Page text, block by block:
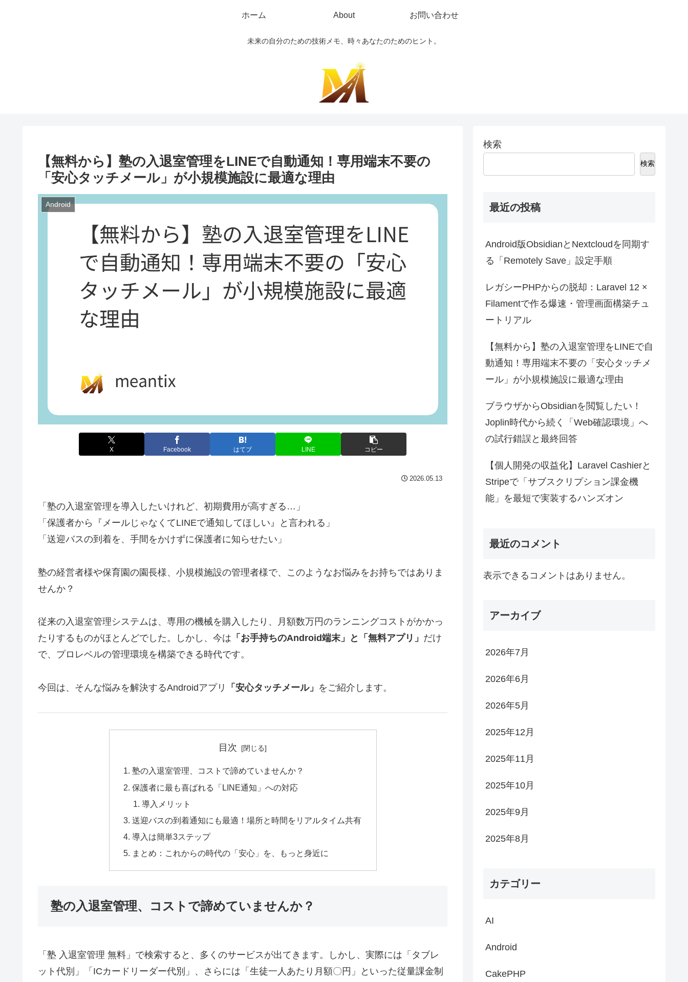
未来の自分のための技術メモ、時々あなたのためのヒント。
ホーム About お問い合わせ
【無料から】塾の入退室管理をLINEで自動通知！専用端末不要の
「安心タッチメール」が小規模施設に最適な理由
Android
X Facebook はてブ LINE コピー
2026.05.13
「塾の入退室管理を導入したいけれど、初期費用が高すぎる…」
「保護者から『メールじゃなくてLINEで通知してほしい』と言われる」
「送迎バスの到着を、手間をかけずに保護者に知らせたい」
塾の経営者様や保育園の園長様、小規模施設の管理者様で、このようなお悩みをお持ちではありま
せんか？
従来の入退室管理システムは、専用の機械を購入したり、月額数万円のランニングコストがかかっ
たりするものがほとんどでした。しかし、今は 「お手持ちのAndroid端末」と「無料アプリ」 だけ
で、プロレベルの管理環境を構築できる時代です。
今回は、そんな悩みを解決するAndroidアプリ 「安心タッチメール」 をご紹介します。
目次
塾の入退室管理、コストで諦めていませんか？
保護者に最も喜ばれる「LINE通知」への対応
導入メリット
送迎バスの到着通知にも最適！場所と時間をリアルタイム共有
導入は簡単3ステップ
まとめ：これからの時代の「安心」を、もっと身近に
塾の入退室管理、コストで諦めていませんか？
「塾 入退室管理 無料」で検索すると、多くのサービスが出てきます。しかし、実際には「タブレ
ット代別」「ICカードリーダー代別」、さらには「生徒一人あたり月額〇円」といった従量課金制
検索
検索
最近の投稿
Android版ObsidianとNextcloudを同期す
る「Remotely Save」設定手順
レガシーPHPからの脱却：Laravel 12 ×
Filamentで作る爆速・管理画面構築チュ
ートリアル
【無料から】塾の入退室管理をLINEで自
動通知！専用端末不要の「安心タッチメ
ール」が小規模施設に最適な理由
ブラウザからObsidianを閲覧したい！
Joplin時代から続く「Web確認環境」へ
の試行錯誤と最終回答
【個人開発の収益化】Laravel Cashierと
Stripeで「サブスクリプション課金機
能」を最短で実装するハンズオン
最近のコメント
表示できるコメントはありません。
アーカイブ
2026年7月
2026年6月
2026年5月
2025年12月
2025年11月
2025年10月
2025年9月
2025年8月
カテゴリー
AI
Android
CakePHP